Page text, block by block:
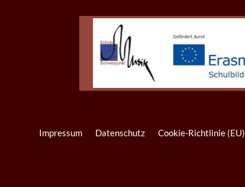
Impressum Datenschutz Cookie-Richtlinie (EU)